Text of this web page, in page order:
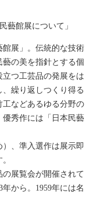
藝館展について」
館展」。伝統的な技術
の美を指針とする個
つ工芸品の発展をは
繰り返しつくり得る
などあるゆる分野の
秀作には「日本民藝
、準入選作は展示即
展覧会が開催されて
から。1959年には名